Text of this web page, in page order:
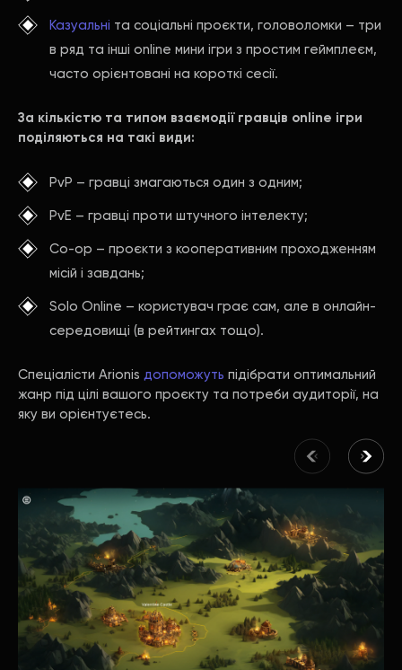
Казуальні та соціальні проєкти, головоломки – три
в ряд та інші online мини ігри з простим геймплеєм,
часто орієнтовані на короткі сесії.
За кількістю та типом взаємодії гравців online ігри
поділяються на такі види:
PvP – гравці змагаються один з одним;
PvE – гравці проти штучного інтелекту;
Co-op – проєкти з кооперативним проходженням
місій і завдань;
Solo Online – користувач грає сам, але в онлайн-
середовищі (в рейтингах тощо).
Спеціалісти Arionis допоможуть підібрати оптимальний
жанр під цілі вашого проєкту та потреби аудиторії, на
яку ви орієнтуєтесь.